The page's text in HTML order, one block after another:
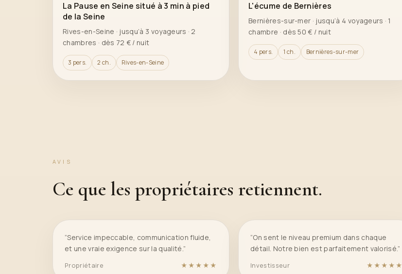
La Pause en Seine situé à 3 min à pied
de la Seine
Rives-en-Seine · jusqu’à 3 voyageurs · 2
chambres · dès 72 € / nuit
3 pers. 2 ch. Rives-en-Seine
L'écume de Bernières
Bernières-sur-mer · jusqu’à 4 voyageurs · 1
chambre · dès 50 € / nuit
4 pers. 1 ch. Bernières-sur-mer
AVIS
Ce que les propriétaires retiennent.
“Service impeccable, communication fluide,
et une vraie exigence sur la qualité.”
Propriétaire ★★★★★
“On sent le niveau premium dans chaque
détail. Notre bien est parfaitement valorisé.”
Investisseur ★★★★★